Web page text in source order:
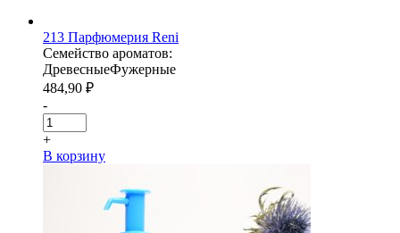
213 Парфюмерия Reni
Семейство ароматов:
ДревесныеФужерные
484,90 ₽
-
+
В корзину